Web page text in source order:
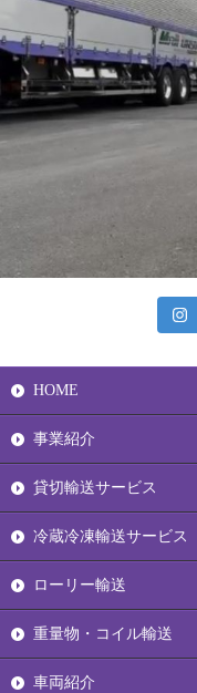
HOME
事業紹介
貸切輸送サービス
冷蔵冷凍輸送サービス
ローリー輸送
重量物・コイル輸送
車両紹介